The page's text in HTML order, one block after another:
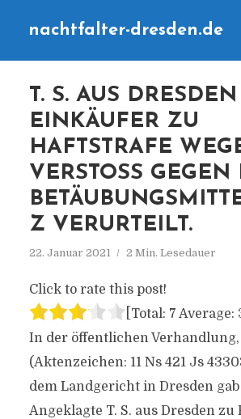
nachtfalter-dresden.de
T. S. AUS DRESDEN
EINKÄUFER ZU
HAFTSTRAFE
VERSTOSS GEGEN
VERURTEILT.
22. Januar 2021 2 Min. Lesedauer
Click to rate this post!
[Total: 7 Average:
In der öffentlichen Verhandlung,
(Aktenzeichen: 11 Ns 421 Js
dem Landgericht in Dresden
Angeklagte T. S. aus Dresden zu